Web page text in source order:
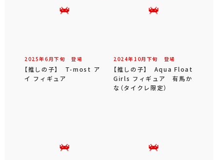
2025年6 月下旬 登場
【推しの子】 T-most ア
イ フィギュア
2024年 10月 下旬 登場
【推しの子】 Aqua Float
Girls フィギュア 有馬か
な（タイクレ限定）